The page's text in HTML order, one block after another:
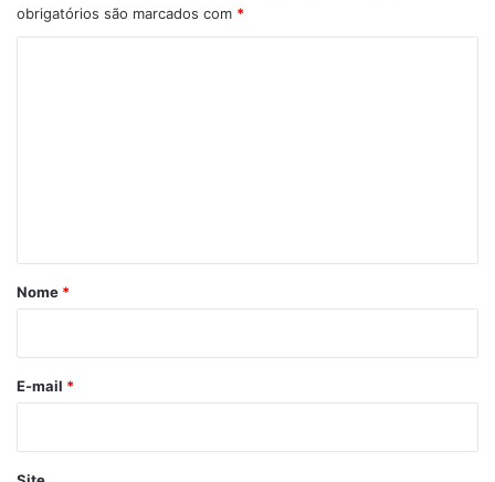
obrigatórios são marcados com *
r
*
Nome *
E-mail *